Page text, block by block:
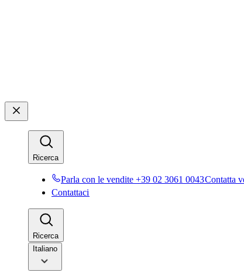
Ricerca​​
Parla con le vendite +39 02 3061 0043​​Contatta
Contattaci​​
Ricerca​​
Italiano